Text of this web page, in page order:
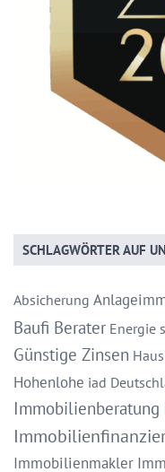
SCHLAGWÖRTER AUF
Absicherung
Baufi Berater Energie
Günstige Zinsen
Hohenlohe iad
Immobilienberatung
Immobilienmakler